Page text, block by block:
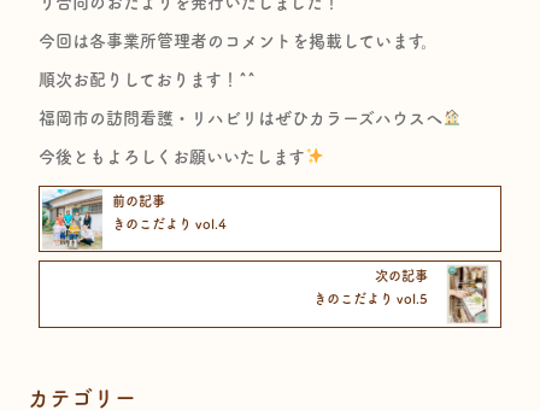
今回は各事業所管理者のコメントを掲載しています。
順次お配りしております！^^
福岡市の訪問看護・リハビリはぜひカラーズハウスへ
今後ともよろしくお願いいたします
前の記事
きのこだより vol.4
次の記事
きのこだより vol.5
カテゴリー